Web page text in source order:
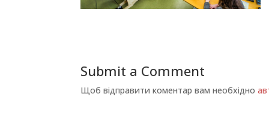
Submit a Comment
Щоб відправити коментар вам необхідно